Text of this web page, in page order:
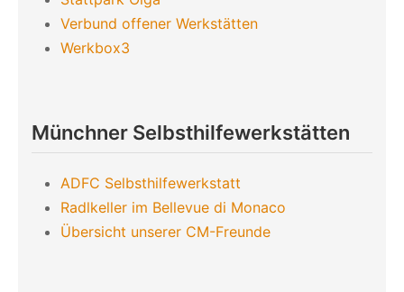
Verbund offener Werkstätten
Werkbox3
Münchner Selbsthilfewerkstätten
ADFC Selbsthilfewerkstatt
Radlkeller im Bellevue di Monaco
Übersicht unserer CM-Freunde